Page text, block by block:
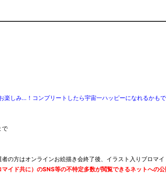
楽しみ…！コンプリートしたら宇宙一ハッピーになれるかも
で
の方はオンラインお絵描き会終了後、イラスト入りブロマイ
イド共に）のSNS等の不特定多数が閲覧できるネットへの公